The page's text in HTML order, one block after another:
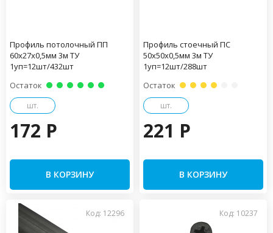
Профиль потолочный ПП
60х27х0,5мм 3м ТУ
1уп=12шт/432шт
Остаток
шт.
172 P
В КОРЗИНУ
Профиль стоечный ПС
50х50х0,5мм 3м ТУ
1уп=12шт/288шт
Остаток
шт.
221 P
В КОРЗИНУ
Код: 12296 Код: 10237